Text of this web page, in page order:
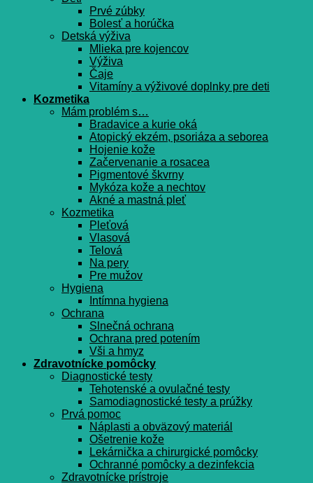
Prvé zúbky
Bolesť a horúčka
Detská výživa
Mlieka pre kojencov
Výživa
Čaje
Vitamíny a výživové doplnky pre deti
Kozmetika
Mám problém s…
Bradavice a kurie oká
Atopický ekzém, psoriáza a seborea
Hojenie kože
Začervenanie a rosacea
Pigmentové škvrny
Mykóza kože a nechtov
Akné a mastná pleť
Kozmetika
Pleťová
Vlasová
Telová
Na pery
Pre mužov
Hygiena
Intímna hygiena
Ochrana
Slnečná ochrana
Ochrana pred potením
Vši a hmyz
Zdravotnícke pomôcky
Diagnostické testy
Tehotenské a ovulačné testy
Samodiagnostické testy a prúžky
Prvá pomoc
Náplasti a obväzový materiál
Ošetrenie kože
Lekárnička a chirurgické pomôcky
Ochranné pomôcky a dezinfekcia
Zdravotnícke prístroje